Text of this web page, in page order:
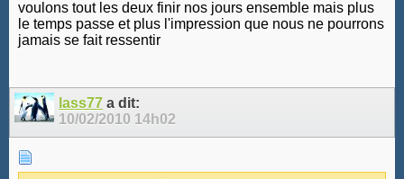
voulons tout les deux finir nos jours ensemble mais plus
le temps passe et plus l'impression que nous ne pourrons
jamais se fait ressentir
lass77 a dit:
10/02/2010 14h02